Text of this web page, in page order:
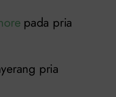
pada pria
pria